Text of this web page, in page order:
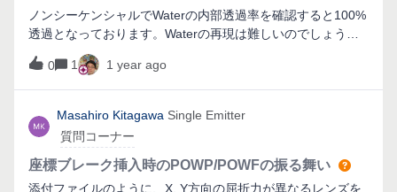
ノンシーケンシャルでWaterの内部透過率を確認すると100%
透過となっております。Waterの再現は難しいのでしょう
0
1 1 year ago
Masahiro Kitagawa Single Emitter
質問コーナー
座標ブレーク挿入時のPOWP/POWFの振る舞い
添付ファイルのように、X, Y方向の屈折力が異なるレンズを